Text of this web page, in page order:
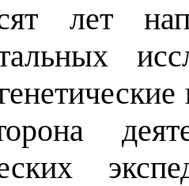
лет